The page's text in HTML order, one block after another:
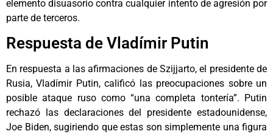
elemento disuasorio contra cualquier intento de agresión por
parte de terceros.
Respuesta de Vladímir Putin
En respuesta a las afirmaciones de Szijjarto, el presidente de
Rusia, Vladímir Putin, calificó las preocupaciones sobre un
posible ataque ruso como “una completa tontería”. Putin
rechazó las declaraciones del presidente estadounidense,
Joe Biden, sugiriendo que estas son simplemente una figura